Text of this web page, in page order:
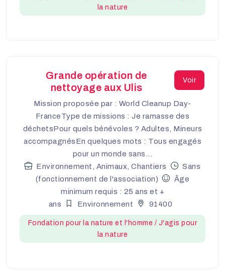
la nature
Voir
Grande opération de
nettoyage aux Ulis
Mission proposée par : World Cleanup Day-
FranceType de missions : Je ramasse des
déchetsPour quels bénévoles ? Adultes, Mineurs
accompagnésEn quelques mots : Tous engagés
pour un monde sans...
Environnement, Animaux, Chantiers
Sans
(fonctionnement de l'association)
Âge
minimum requis : 25 ans et +
ans
Environnement 91400
Fondation pour la nature et l'homme / J'agis pour
la nature